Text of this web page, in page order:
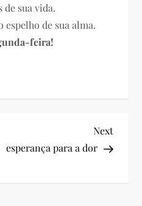
de sua vida.
espelho de sua alma.
feira!
Next
Post
Next
esperança para a dor